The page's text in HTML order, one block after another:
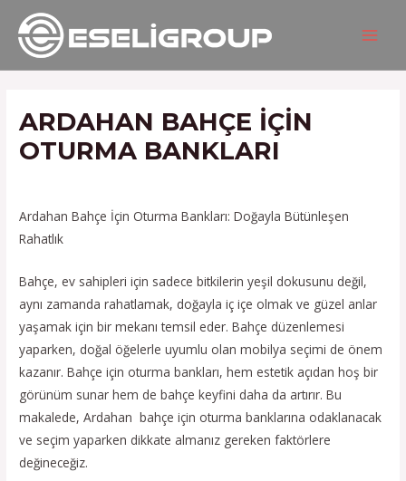
İçeriğe
atla
ARDAHAN BAHÇE IÇIN
OTURMA BANKLARI
Ardahan Bahçe İçin Oturma Bankları: Doğayla Bütünleşen
Rahatlık
Bahçe, ev sahipleri için sadece bitkilerin yeşil dokusunu değil,
aynı zamanda rahatlamak, doğayla iç içe olmak ve güzel anlar
yaşamak için bir mekanı temsil eder. Bahçe düzenlemesi
yaparken, doğal öğelerle uyumlu olan mobilya seçimi de önem
kazanır. Bahçe için oturma bankları, hem estetik açıdan hoş bir
görünüm sunar hem de bahçe keyfini daha da artırır. Bu
makalede, Ardahan bahçe için oturma banklarına odaklanacak
ve seçim yaparken dikkate almanız gereken faktörlere
değineceğiz.
Yazı
gezinmesi